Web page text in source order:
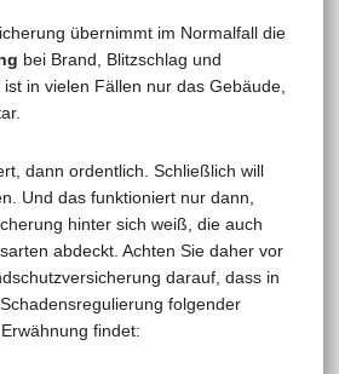
übernimmt im Normalfall die
bei Brand, Blitzschlag und
in vielen Fällen nur das Gebäude,
dann ordentlich. Schließlich will
Und das funktioniert nur dann,
hinter sich weiß, die auch
abdeckt. Achten Sie daher vor
darauf, dass in
folgender
findet: